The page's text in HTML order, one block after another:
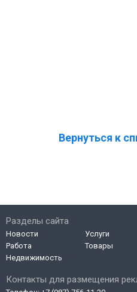
Вернуться к
Контакты для размещения
Разделы сайта
Новости
Работа
Недвижимость
Услуги
Товары